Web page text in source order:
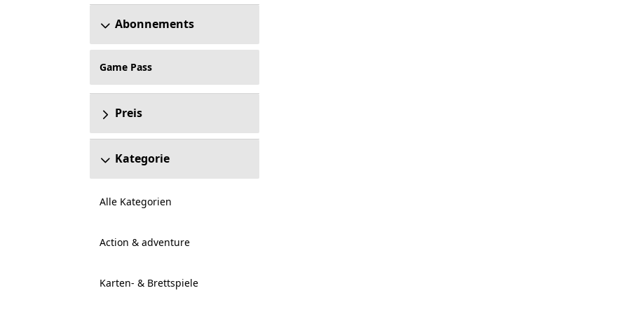
Abonnements
Game Pass
Preis
Kategorie
Alle Kategorien
Action & adventure
Karten- & Brettspiele